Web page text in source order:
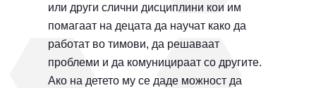
или други слични дисциплини кои им
помагаат на децата да научат како да
работат во тимови, да решаваат
проблеми и да комуницираат со другите.
Ако на детето му се даде можност да